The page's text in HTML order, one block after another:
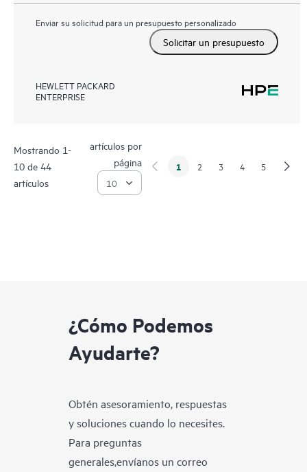
Enviar su solicitud para un presupuesto personalizado
Solicitar un presupuesto
HEWLETT PACKARD
ENTERPRISE
Mostrando 1-
10 de 44
artículos
artículos por
página
1 2 3 4 5
¿Cómo Podemos
Ayudarte?
Obtén asesoramiento, respuestas
y soluciones cuando lo necesites.
Para preguntas
generales,envíanos un correo